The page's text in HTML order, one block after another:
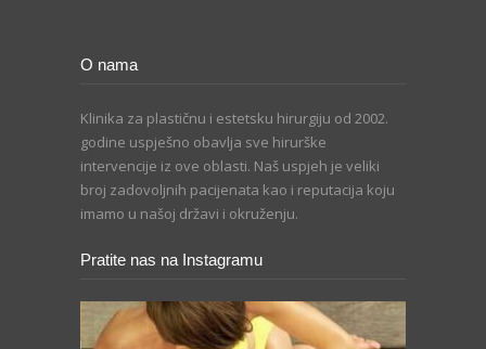
O nama
Klinika za plastičnu i estetsku hirurgiju od 2002.
godine uspješno obavlja sve hirurške
intervencije iz ove oblasti. Naš uspjeh je veliki
broj zadovoljnih pacijenata kao i reputacija koju
imamo u našoj državi i okruženju.
Pratite nas na Instagramu